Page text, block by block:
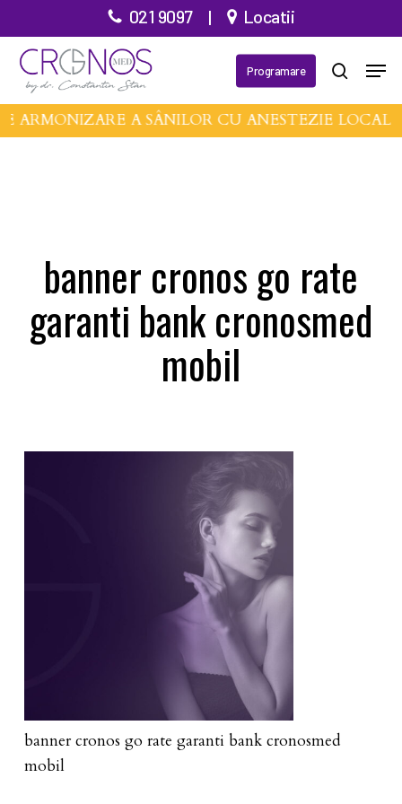
la
conținutul
principal
021 9097| Locatii
Programare căutare
ARMONIZARE A SÂNILOR CU ANESTEZIE
banner cronos go rate
garanti bank cronosmed
mobil
banner cronos go rate garanti bank cronosmed
mobil